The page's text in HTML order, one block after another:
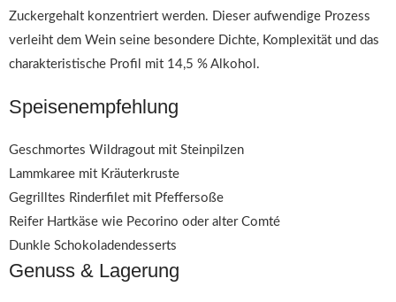
Zuckergehalt konzentriert werden. Dieser aufwendige Prozess
verleiht dem Wein seine besondere Dichte, Komplexität und das
charakteristische Profil mit 14,5 % Alkohol.
Speisenempfehlung
Geschmortes Wildragout mit Steinpilzen
Lammkaree mit Kräuterkruste
Gegrilltes Rinderfilet mit Pfeffersoße
Reifer Hartkäse wie Pecorino oder alter Comté
Dunkle Schokoladendesserts
Genuss & Lagerung